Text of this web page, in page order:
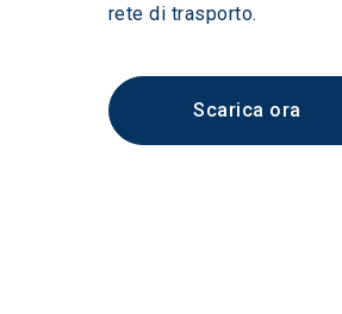
rete di trasporto.
Scarica ora